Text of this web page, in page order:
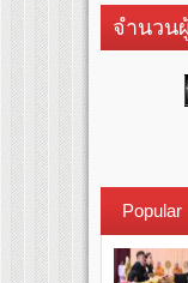
จำนวน
Popular